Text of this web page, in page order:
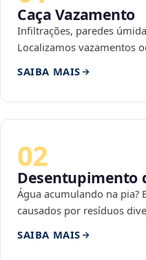
Caça Vazamento
Infiltrações, paredes
Localizamos vazamentos
SAIBA MAIS
02
Desentupimento
Água acumulando na pia?
causados por resíduos
SAIBA MAIS